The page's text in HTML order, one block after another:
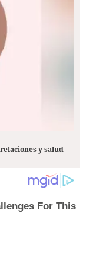
y salud
For This